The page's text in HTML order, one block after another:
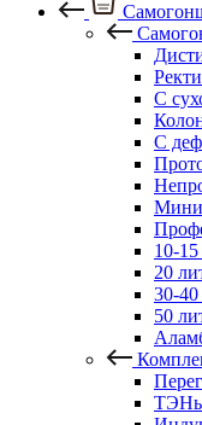
С
С
Мини
10-
20
30-40
50